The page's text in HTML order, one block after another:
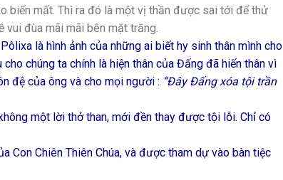
biến mất. Thì ra đó là một vị thần được sai tới để thử
đùa mãi mãi bên mặt trăng.
là hình ảnh của những ai biết hy sinh thân mình cho
chúng ta chính là hiện thân của Đấng đã hiến thân vì
đệ của ông và cho mọi người : “Đây Đấng xóa tội trần
một lời thở than, mới đền thay được tội lỗi. Chỉ có
Con Chiên Thiên Chúa, và được tham dự vào bàn tiệc